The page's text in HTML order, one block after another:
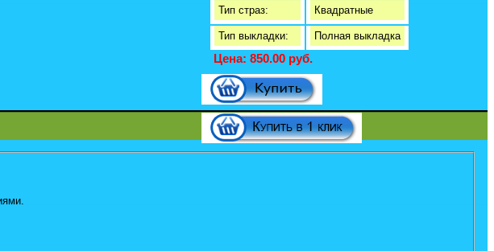
Тип страз: Квадратные
Тип выкладки: Полная выкладка
Цена: 850.00 руб.